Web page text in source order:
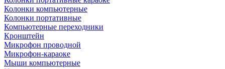
Колонки компьютерные
Колонки портативные
Компьютерные переходники
Кронштейн
Микрофон проводной
Микрофон-караоке
Мыши компьютерные